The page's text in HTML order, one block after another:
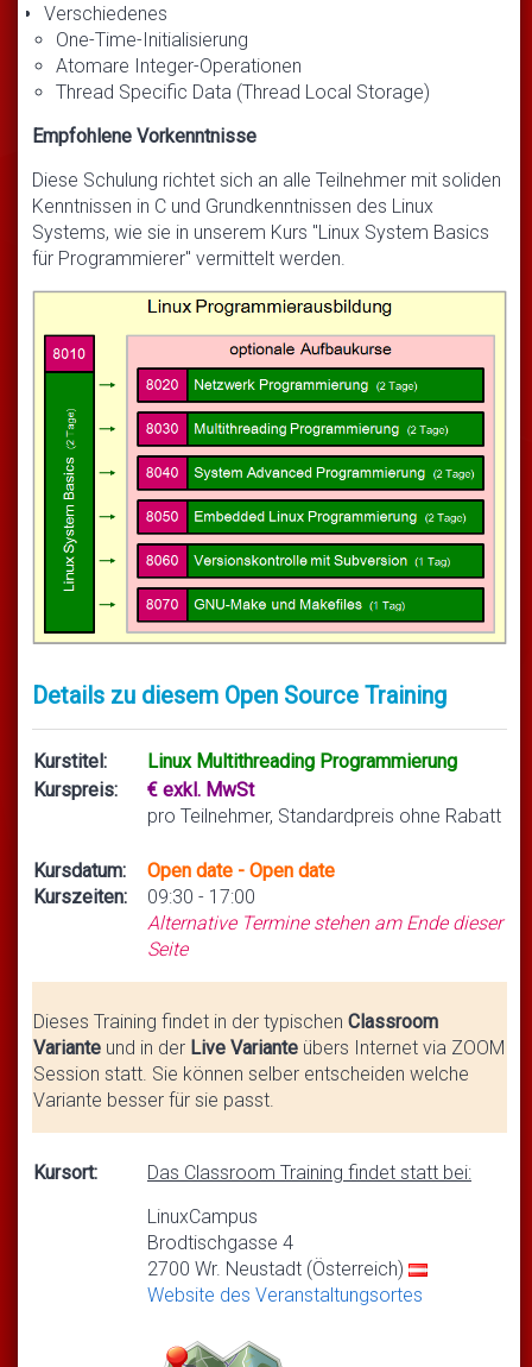
Verschiedenes
One-Time-Initialisierung
Atomare Integer-Operationen
Thread Specific Data (Thread Local Storage)
Empfohlene Vorkenntnisse
Diese Schulung richtet sich an alle Teilnehmer mit soliden
Kenntnissen in C und Grundkenntnissen des Linux
Systems, wie sie in unserem Kurs "Linux System Basics
für Programmierer" vermittelt werden.
Details zu diesem Open Source Training
Kurstitel:
Linux Multithreading Programmierung
Kurspreis:
€ exkl. MwSt
pro Teilnehmer, Standardpreis ohne Rabatt
Kursdatum:
Kurszeiten:
Open date - Open date
09:30 - 17:00
Alternative Termine stehen am Ende dieser
Seite
Dieses Training findet in der typischen Classroom
Variante und in der Live Variante übers Internet via ZOOM
Session statt. Sie können selber entscheiden welche
Variante besser für sie passt.
Kursort:
Das Classroom Training findet statt bei:
LinuxCampus
Brodtischgasse 4
2700 Wr. Neustadt (Österreich)
Website des Veranstaltungsortes